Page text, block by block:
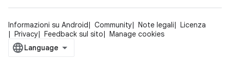
Informazioni su Android Community Note legali
Licenza
Privacy
Feedback sul sito Manage cookies